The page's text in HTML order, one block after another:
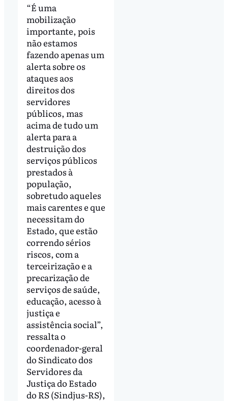
“É uma
mobilização
importante, pois
não estamos
fazendo apenas um
alerta sobre os
ataques aos
direitos dos
servidores
públicos, mas
acima de tudo um
alerta para a
destruição dos
serviços públicos
prestados à
população,
sobretudo aqueles
mais carentes e que
necessitam do
Estado, que estão
correndo sérios
riscos, com a
terceirização e a
precarização de
serviços de saúde,
educação, acesso à
justiça e
assistência social”,
ressalta o
coordenador-geral
do Sindicato dos
Servidores da
Justiça do Estado
do RS (Sindjus-RS),